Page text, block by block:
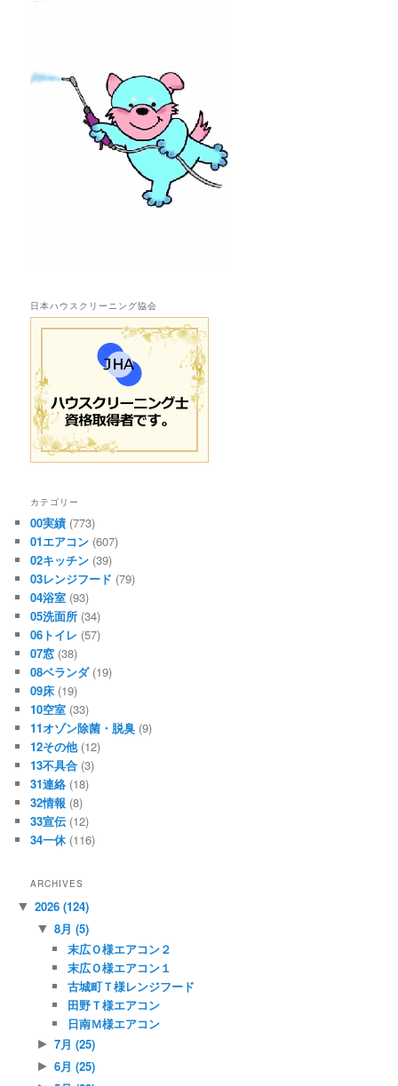
日本ハウスクリーニング協会
カテゴリー
00実績 (773)
01エアコン (607)
02キッチン (39)
03レンジフード (79)
04浴室 (93)
05洗面所 (34)
06トイレ (57)
07窓 (38)
08ベランダ(19)
09床 (19)
10空室 (33)
11オゾン除菌・脱臭 (9)
12その他(12)
13不具合 (3)
31連絡 (18)
32情報 (8)
33宣伝 (12)
34一休(116)
ARCHIVES
▼ 2026(124)
▼ 8月 (5)
末広Ｏ様エアコン２
末広Ｏ様エアコン１
古城町Ｔ様レンジフード
田野Ｔ様エアコン
日南Ｍ様エアコン
► 7月 (25)
► 6月 (25)